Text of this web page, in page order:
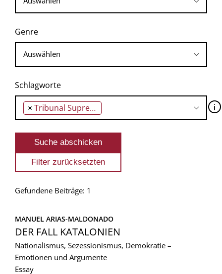
Genre
Schlagworte
× Tribunal Supremo (Oberster Gerichtshof Spaniens) 🛈
Gefundene Beiträge: 1
MANUEL ARIAS-MALDONADO
DER FALL KATALONIEN
Nationalismus, Sezessionismus, Demokratie –
Emotionen und Argumente
Essay